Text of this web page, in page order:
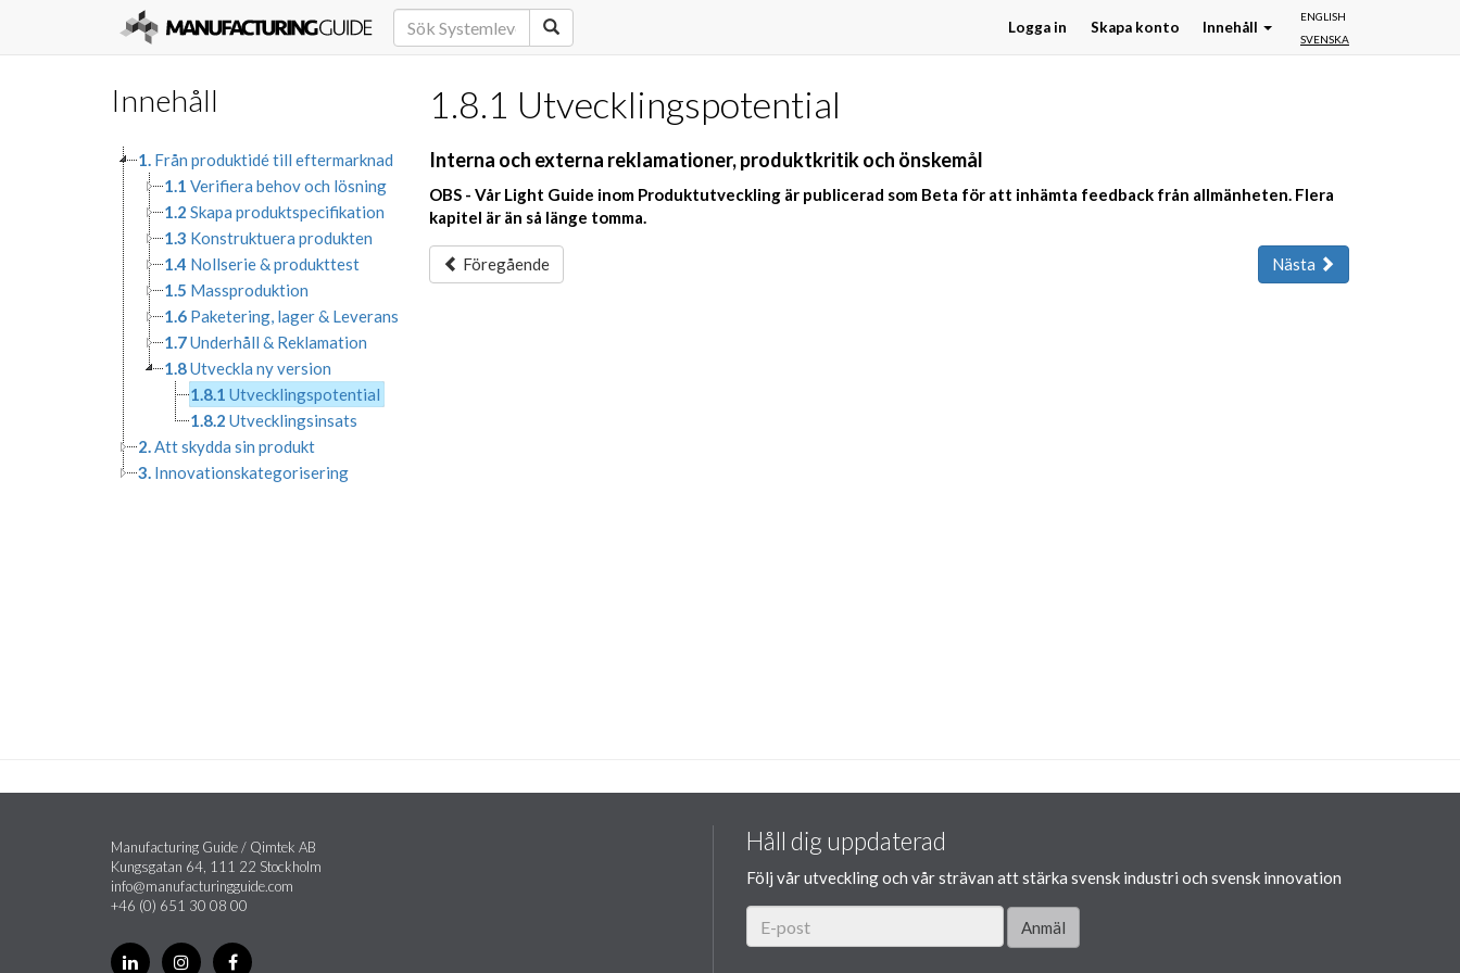
ENGLISH
SVENSKA
Logga in Skapa konto Innehåll
Innehåll
1. Från produktidé till eftermarknad
1.1 Verifiera behov och lösning
1.2 Skapa produktspecifikation
1.3 Konstruktuera produkten
1.4 Nollserie & produkttest
1.5 Massproduktion
1.6 Paketering, lager & Leverans
1.7Underhåll & Reklamation
1.8Utveckla ny version
1.8.1 Utvecklingspotential
1.8.2 Utvecklingsinsats
2.Att skydda sin produkt
3. Innovationskategorisering
1.8.1 Utvecklingspotential
Interna och externa reklamationer, produktkritik och önskemål
OBS - Vår Light Guide inom Produktutveckling är publicerad som Beta för att inhämta feedback från allmänheten. Flera
kapitel är än så länge tomma.
Föregående Nästa
Manufacturing Guide / Qimtek AB
Kungsgatan 64, 111 22 Stockholm
info@manufacturingguide.com
+46 (0) 651 30 08 00
Håll dig uppdaterad
Följ vår utveckling och vår strävan att stärka svensk industri och svensk innovation
Anmäl